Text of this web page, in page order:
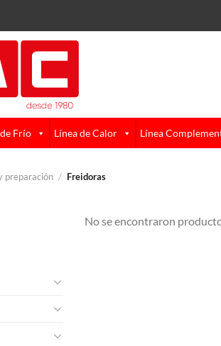
Frío Línea de Calor Línea
preparación / Freidoras
No se encontraron